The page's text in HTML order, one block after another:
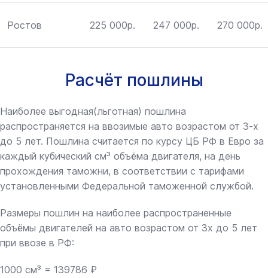
Ростов 225 000р. 247 000р. 270 000р.
Расчёт пошлины
Наиболее выгодная(льготная) пошлина
распространяется на ввозимые авто возрастом от 3-х
до 5 лет. Пошлина считается по курсу ЦБ РФ в Евро за
каждый кубический см³ объёма двигателя, на день
прохождения таможни, в соответствии с тарифами
установленными Федеральной таможенной службой.
Размеры пошлин на наиболее распространенные
объёмы двигателей на авто возрастом от 3х до 5 лет
при ввозе в РФ:
1000 см³ = 139786 ₽